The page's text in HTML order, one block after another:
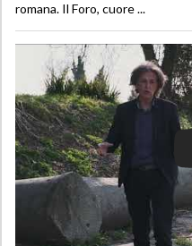
romana. Il Foro, cuore ...